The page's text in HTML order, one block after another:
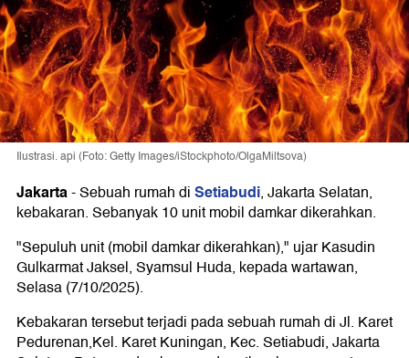
Ilustrasi. api (Foto: Getty Images/iStockphoto/OlgaMiltsova)
Jakarta-Sebuah rumah diSetiabudi, Jakarta Selatan,
kebakaran. Sebanyak 10 unit mobil damkar dikerahkan.
"Sepuluh unit (mobil damkar dikerahkan)," ujar Kasudin
Gulkarmat Jaksel, Syamsul Huda, kepada wartawan,
Selasa (7/10/2025).
Kebakaran tersebut terjadi pada sebuah rumah di Jl. Karet
Pedurenan,Kel. Karet Kuningan, Kec. Setiabudi, Jakarta